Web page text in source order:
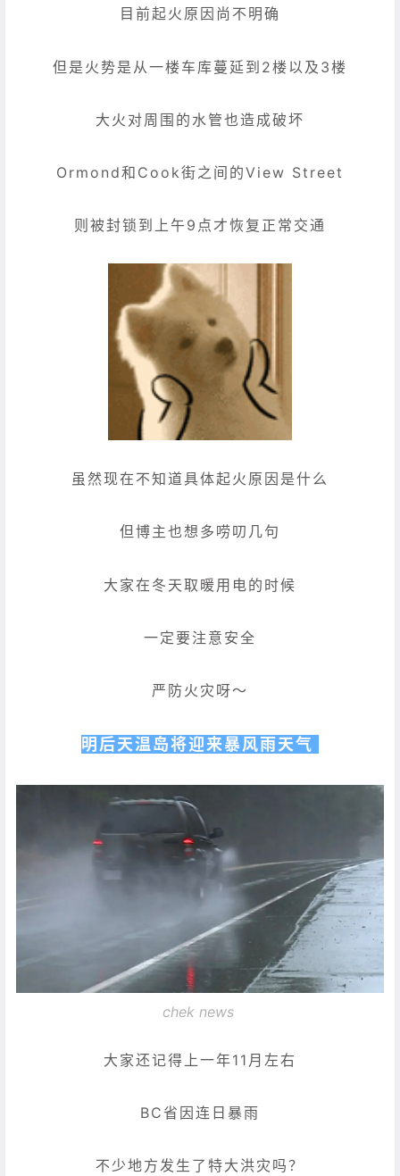
目前起火原因尚不明确
但是火势是从一楼车库蔓延到2楼以及3楼
大火对周围的水管也造成破坏
Ormond和Cook街之间的View Street
则被封锁到上午9点才恢复正常交通
虽然现在不知道具体起火原因是什么
但博主也想多唠叨几句
大家在冬天取暖用电的时候
一定要注意安全
严防火灾呀～
明后天温岛将迎来暴风雨天气
chek news
大家还记得上一年11月左右
BC省因连日暴雨
不少地方发生了特大洪灾吗？